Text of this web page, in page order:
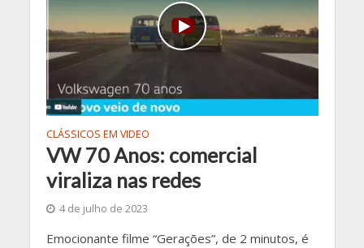
CLÁSSICOS EM VIDEO
VW 70 Anos: comercial
viraliza nas redes
4 de julho de 2023
Emocionante filme “Gerações”, de 2 minutos, é